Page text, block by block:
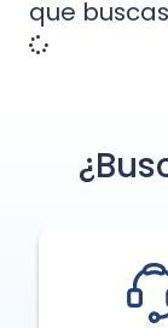
que